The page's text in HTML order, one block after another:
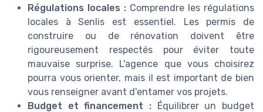
Régulations locales : Comprendre les régulations
locales à Senlis est essentiel. Les permis de
construire ou de rénovation doivent être
rigoureusement respectés pour éviter toute
mauvaise surprise. L'agence que vous choisirez
pourra vous orienter, mais il est important de bien
vous renseigner avant d'entamer vos projets.
Budget et financement : Équilibrer un budget